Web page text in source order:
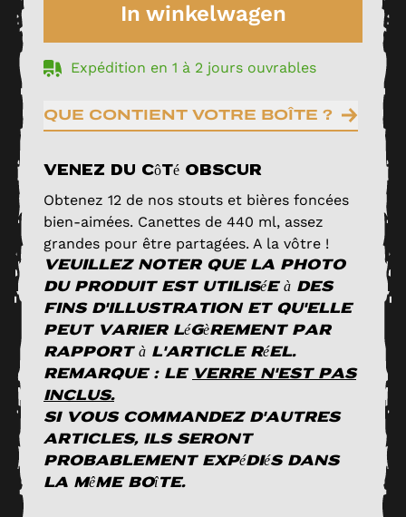
In winkelwagen
Expédition en 1 à 2 jours ouvrables
QUE CONTIENT VOTRE BOÎTE ?
Venez du côté obscur
Obtenez 12 de nos stouts et bières foncées
bien-aimées. Canettes de 440 ml, assez
grandes pour être partagées. A la vôtre !
Veuillez noter que la photo
du produit est utilisée à des
fins d'illustration et qu'elle
peut varier légèrement par
rapport à l'article réel.
Remarque : le verre n'est pas
inclus.
Si vous commandez d'autres
articles, ils seront
probablement expédiés dans
la même boîte.